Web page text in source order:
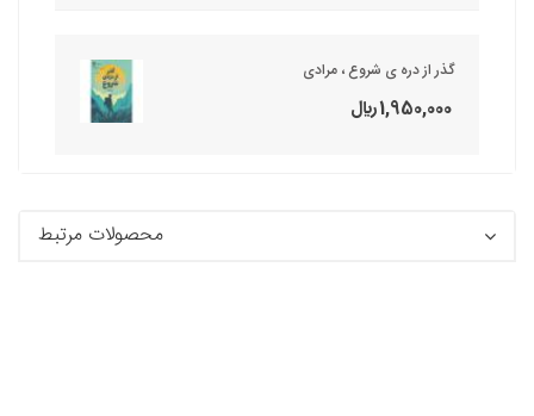
گذر از دره ی شروع ، مرادی
1,950,000 ريال
محصولات مرتبط